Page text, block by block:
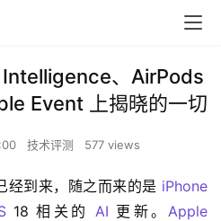
、AirPods
Event 上揭晓的一切
技术评测 577 views
经到来，随之而来的是 iPhone
18 相关的 AI 更新。Apple